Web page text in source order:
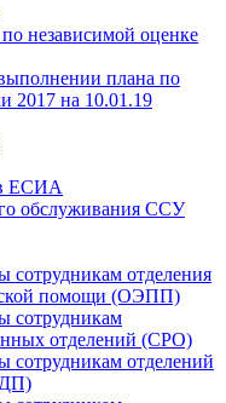
независимой оценке
плана по
2017 на 10.01.19
в ЕСИА
обслуживания ССУ
сотрудникам отделения
помощи (ОЭПП)
сотрудникам
отделений (СРО)
сотрудникам отделений